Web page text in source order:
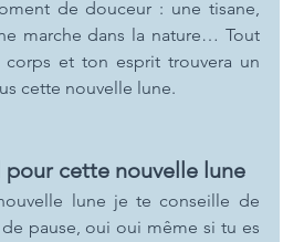
de douceur : une tisane,
marche dans la nature… Tout
et ton esprit trouvera un
cette nouvelle lune.
pour cette nouvelle lune
lune je te conseille de
pause, oui oui même si tu es